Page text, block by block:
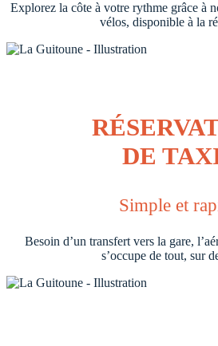
Explorez la côte à votre rythme grâce à
vélos, disponible à la
DE
Simple et
Besoin d’un transfert vers la gare,
s’occupe de tout, sur